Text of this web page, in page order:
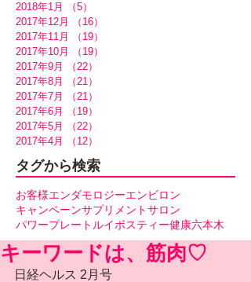
2018年1月
（5）
2017年12月
（16）
2017年11月
（19）
2017年10月
（19）
2017年9月
（22）
2017年8月
（21）
2017年7月
（21）
2017年6月
（19）
2017年5月
（22）
2017年4月
（12）
タグから検索
お客様エンダモロジーエンビロン
キャンペーンサプリメントサロン
パワープレート ルイボスティー健康六本木
キーワードは、筋肉♡
日経ヘルス 2月号